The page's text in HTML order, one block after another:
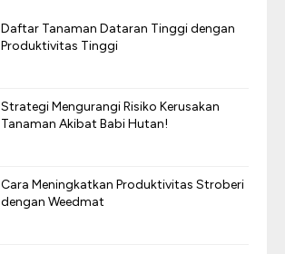
Daftar Tanaman Dataran Tinggi dengan
Produktivitas Tinggi
Strategi Mengurangi Risiko Kerusakan
Tanaman Akibat Babi Hutan!
Cara Meningkatkan Produktivitas Stroberi
dengan Weedmat